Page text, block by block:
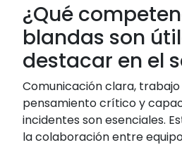
¿Qué
blandas son
destacar en el
Comunicación clara, trabajo
pensamiento crítico y
incidentes son esenciales.
la colaboración entre